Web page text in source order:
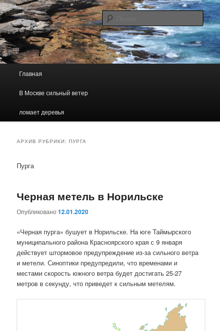
Погода В Москве
Погодно — географический, образовательный сайт
Перейти к основному содержимому
Перейти к дополнительному содержимому
Главная
В Москве сильный ветер
ломает деревья
АРХИВ РУБРИКИ:ПУРГА
Пурга
Черная метель в Норильске
Опубликовано12.01.2020
«Черная пурга» бушует в Норильске. На юге Таймырского
муниципального района Красноярского края с 9 января
действует штормовое предупреждение из-за сильного ветра
и метели. Синоптики предупредили, что временами и
местами скорость южного ветра будет достигать 25-27
метров в секунду, что приведет к сильным метелям.